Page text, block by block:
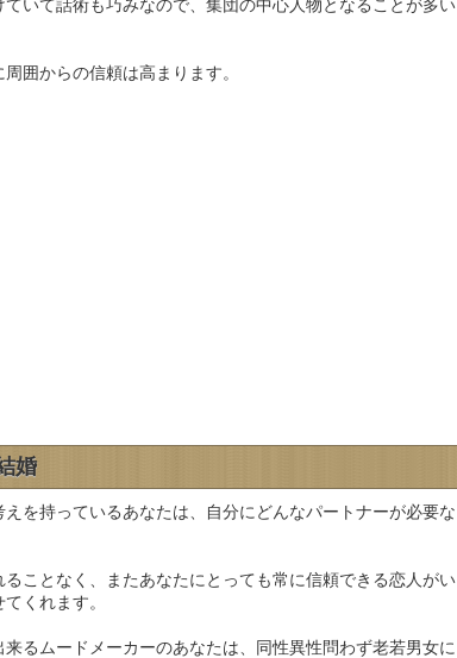
いて話術も巧みなので、集団の中心人物となることが多い
囲からの信頼は高まります。
婚
を持っているあなたは、自分にどんなパートナーが必要な
ことなく、またあなたにとっても常に信頼できる恋人がい
くれます。
るムードメーカーのあなたは、同性異性問わず老若男女に